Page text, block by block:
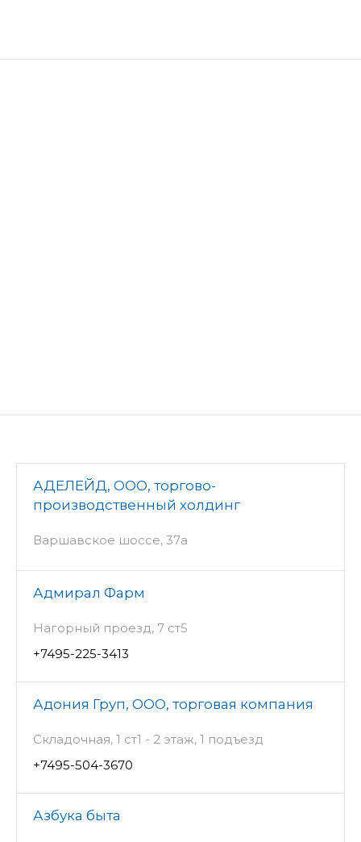
АДЕЛЕЙД, ООО, торгово-
производственный холдинг
Варшавское шоссе, 37а
Адмирал Фарм
Нагорный проезд, 7 ст5
+7495-225-3413
Адония Груп, ООО, торговая компания
Складочная, 1 ст1 - 2 этаж, 1 подъезд
+7495-504-3670
Азбука быта